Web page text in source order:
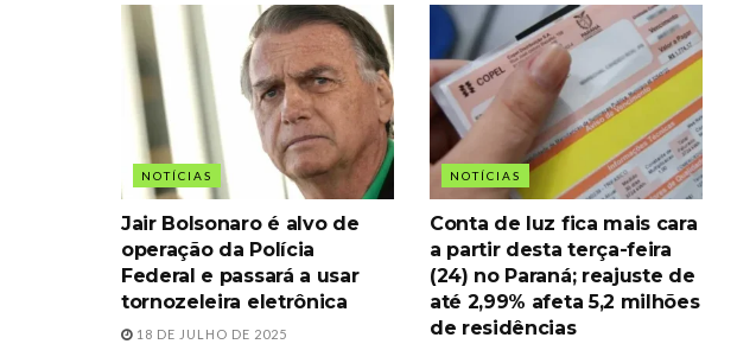
NOTÍCIAS
Jair Bolsonaro é alvo de
operação da Polícia
Federal e passará a usar
tornozeleira eletrônica
18 DE JULHO DE 2025
NOTÍCIAS
Conta de luz fica mais cara
a partir desta terça-feira
(24) no Paraná; reajuste de
até 2,99% afeta 5,2 milhões
de residências